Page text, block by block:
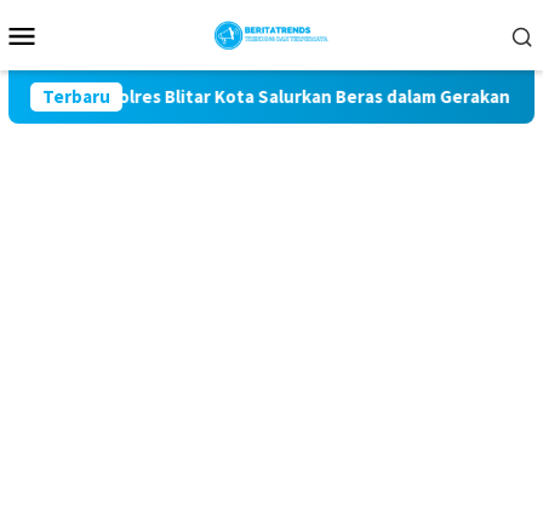
ke
Mobile
Terbaru
Polres Blitar Kota Salurkan Beras dalam Gerakan Pangan